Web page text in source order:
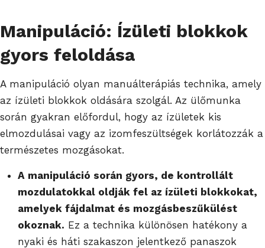
Manipuláció: Ízületi blokkok
gyors feloldása
A manipuláció olyan manuálterápiás technika, amely
az ízületi blokkok oldására szolgál. Az ülőmunka
során gyakran előfordul, hogy az ízületek kis
elmozdulásai vagy az izomfeszültségek korlátozzák a
természetes mozgásokat.
A manipuláció során gyors, de kontrollált
mozdulatokkal oldják fel az ízületi blokkokat,
amelyek fájdalmat és mozgásbeszűkülést
okoznak. Ez a technika különösen hatékony a
nyaki és háti szakaszon jelentkező panaszok